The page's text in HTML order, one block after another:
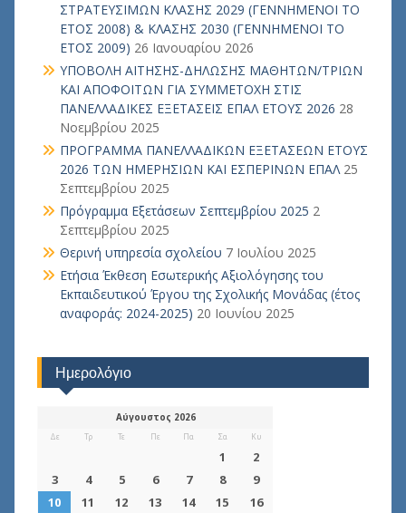
ΣΤΡΑΤΕΥΣΙΜΩΝ ΚΛΑΣΗΣ 2029 (ΓΕΝΝΗΜΕΝΟΙ ΤΟ
ΕΤΟΣ 2008) & ΚΛΑΣΗΣ 2030 (ΓΕΝΝΗΜΕΝΟΙ ΤΟ
ΕΤΟΣ 2009) 26 Ιανουαρίου 2026
ΥΠΟΒΟΛΗ ΑΙΤΗΣΗΣ-ΔΗΛΩΣΗΣ ΜΑΘΗΤΩΝ/ΤΡΙΩΝ
ΚΑΙ ΑΠΟΦΟΙΤΩΝ ΓΙΑ ΣΥΜΜΕΤΟΧΗ ΣΤΙΣ
ΠΑΝΕΛΛΑΔΙΚΕΣ ΕΞΕΤΑΣΕΙΣ ΕΠΑΛ ΕΤΟΥΣ 2026 28
Νοεμβρίου 2025
ΠΡΟΓΡΑΜΜΑ ΠΑΝΕΛΛΑΔΙΚΩΝ ΕΞΕΤΑΣΕΩΝ ΕΤΟΥΣ
2026 ΤΩΝ ΗΜΕΡΗΣΙΩΝ ΚΑΙ ΕΣΠΕΡΙΝΩΝ ΕΠΑΛ 25
Σεπτεμβρίου 2025
Πρόγραμμα Εξετάσεων Σεπτεμβρίου 2025 2
Σεπτεμβρίου 2025
Θερινή υπηρεσία σχολείου 7 Ιουλίου 2025
Ετήσια Έκθεση Εσωτερικής Αξιολόγησης του
Εκπαιδευτικού Έργου της Σχολικής Μονάδας (έτος
αναφοράς: 2024-2025) 20 Ιουνίου 2025
Ημερολόγιο